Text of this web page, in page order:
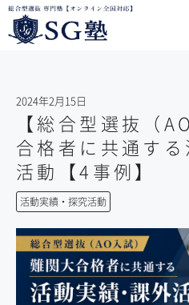
2024年2月15日
【総合型選抜（
合格者に共通す
活動【4事例】
活動実績・探究活動